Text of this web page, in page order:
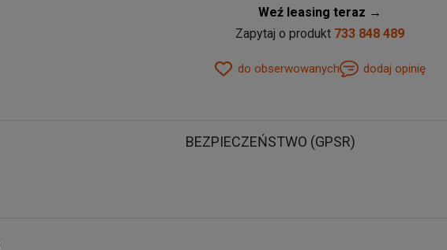
Weź leasing teraz →
Zapytaj o produkt 733 848 489
do obserwowanych dodaj opinię
BEZPIECZEŃSTWO (GPSR)